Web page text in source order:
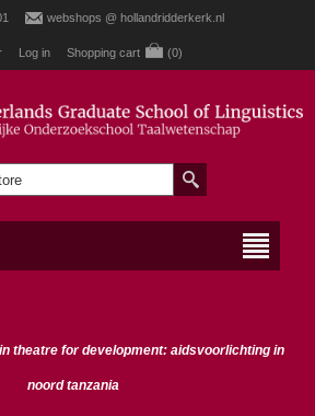
webshops @ hollandridderkerk.nl
Log in Shopping cart (0)
theatre for development: aidsvoorlichting in
noord tanzania